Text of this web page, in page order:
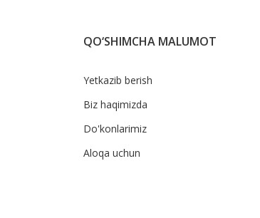
QO‘SHIMCHA MALUMOT
Yetkazib berish
Biz haqimizda
Do'konlarimiz
Aloqa uchun